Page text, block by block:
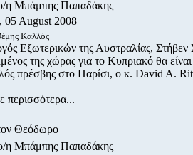
η Μπάμπης Παπαδάκης
05 August 2008
Καλλός
Εξωτερικών της Αυστραλίας, Στήβεν
της χώρας για το Κυπριακό θα
πρέσβης στο Παρίσι, ο κ. David A.
περισσότερα...
Θεόδωρο
η Μπάμπης Παπαδάκης